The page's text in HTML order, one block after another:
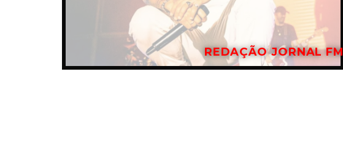
REDAÇÃO JORNAL FM